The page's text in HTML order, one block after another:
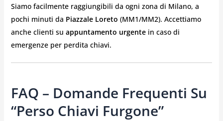
Siamo facilmente raggiungibili da ogni zona di Milano, a
pochi minuti da Piazzale Loreto (MM1/MM2). Accettiamo
anche clienti su appuntamento urgentein caso di
emergenze per perdita chiavi.
FAQ – Domande Frequenti Su
“perso Chiavi Furgone”